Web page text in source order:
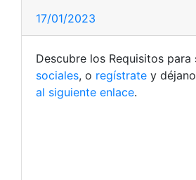
17/01/2023
Descubre los Requisitos
sociales, o regístrate y
al siguiente enlace.